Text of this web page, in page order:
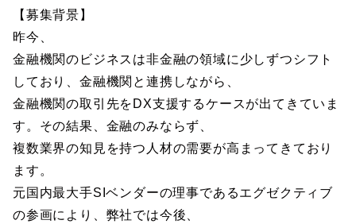
【募集背景】
昨今、
金融機関のビジネスは非金融の領域に少しずつシフト
しており、金融機関と連携しながら、
金融機関の取引先をDX支援するケースが出てきていま
す。その結果、金融のみならず、
複数業界の知見を持つ人材の需要が高まってきており
ます。
元国内最大手SIベンダーの理事であるエグゼクティブ
の参画により、弊社では今後、